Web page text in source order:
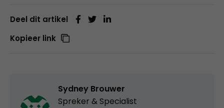
Deel dit artikel
Kopieer link
Sydney Brouwer
Spreker & Specialist